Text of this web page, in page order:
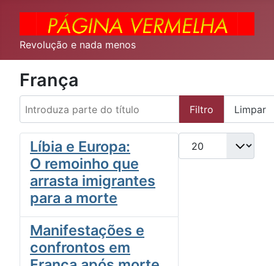
Revolução e nada menos
França
Introduza parte do título
Filtro Limpar
Qtd. a exibir
Líbia e Europa:
O remoinho que
arrasta imigrantes
para a morte
Manifestações e
confrontos em